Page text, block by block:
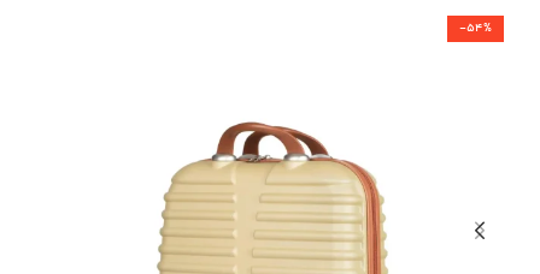
-54%